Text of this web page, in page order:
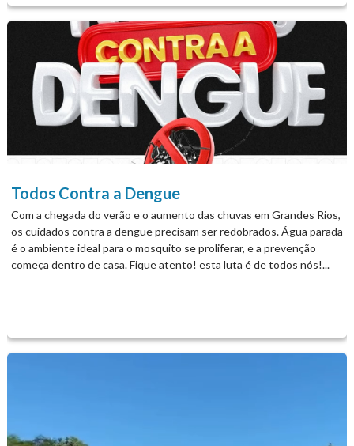
Todos Contra a Dengue
Com a chegada do verão e o aumento das chuvas em Grandes Rios,
os cuidados contra a dengue precisam ser redobrados. Água parada
é o ambiente ideal para o mosquito se proliferar, e a prevenção
começa dentro de casa. Fique atento! esta luta é de todos nós!...